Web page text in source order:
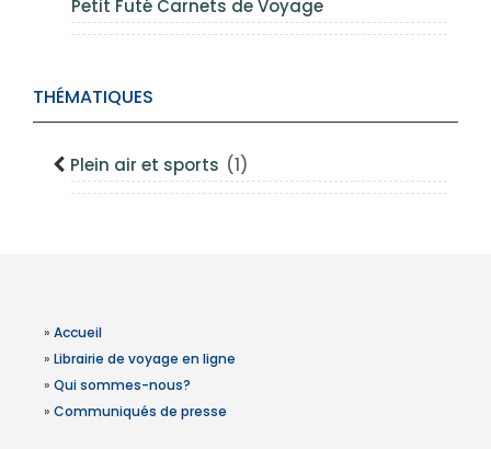
Petit Futé Carnets de Voyage
THÉMATIQUES
Plein air et sports (1)
» Accueil
» Librairie de voyage en ligne
» Qui sommes-nous?
» Communiqués de presse